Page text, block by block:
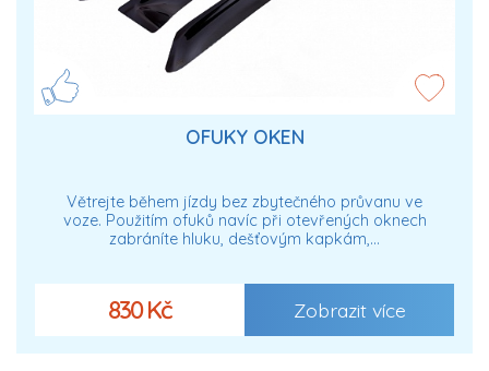
OFUKY OKEN
Větrejte během jízdy bez zbytečného průvanu ve
voze. Použitím ofuků navíc při otevřených oknech
zabráníte hluku, dešťovým kapkám,…
830 Kč Zobrazit více